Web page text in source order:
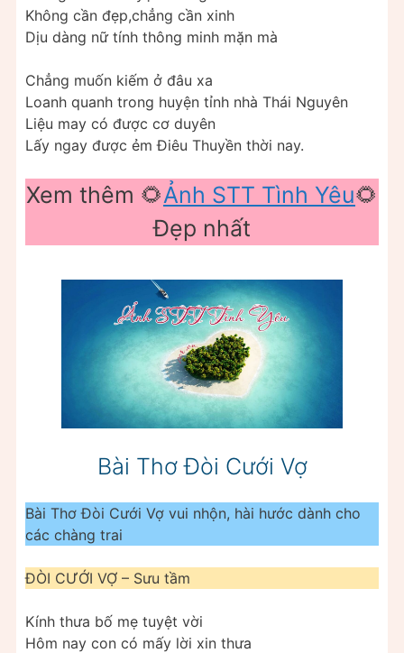
Không cần đẹp,chẳng cần xinh
Dịu dàng nữ tính thông minh mặn mà
Chẳng muốn kiếm ở đâu xa
Loanh quanh trong huyện tỉnh nhà Thái Nguyên
Liệu may có được cơ duyên
Lấy ngay được ẻm Điêu Thuyền thời nay.
Xem thêm 🌻Ảnh STT Tình Yêu🌻
Đẹp nhất
Bài Thơ Đòi Cưới Vợ
Bài Thơ Đòi Cưới Vợ vui nhộn, hài hước dành cho
các chàng trai
ĐÒI CƯỚI VỢ – Sưu tầm
Kính thưa bố mẹ tuyệt vời
Hôm nay con có mấy lời xin thưa